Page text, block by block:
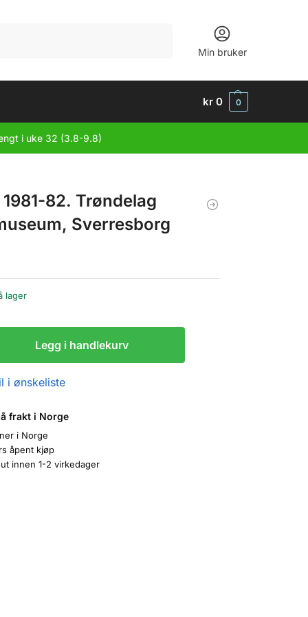
Min bruker
kr 0 0
i uke 32 (3.8-9.8)
82. Trøndelag
Sverresborg
lager
Legg i handlekurv
i ønskeliste
frakt i Norge
i Norge
åpent kjøp
innen 1-2 virkedager